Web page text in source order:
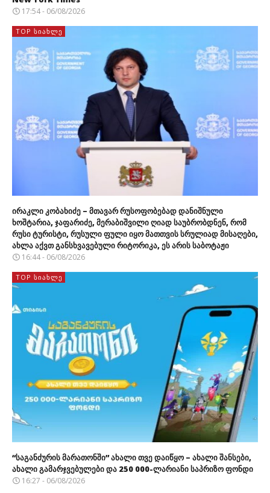
17:54 - 06/08/2026
TOP ᲡᲘᲐᲮᲚᲔ
ირაკლი კობახიძე – მთავარ რუსოფობებად დანიშნული
ხოშტარია, ჯაფარიძე, მერაბიშვილი ღიად საუბრობდნენ, რომ
რუსი ტურისტი, რუსული ფული იყო მათთვის სრულიად მისაღები,
ახლა აქვთ განსხვავებული რიტორიკა, ეს არის საბოტაჟი
16:44 - 06/08/2026
TOP ᲡᲘᲐᲮᲚᲔ
“საგანძურის მარათონში” ახალი თვე დაიწყო – ახალი შანსები,
ახალი გამარჯვებულები და 250 000-ლარიანი საპრიზო ფონდი
16:27 - 06/08/2026